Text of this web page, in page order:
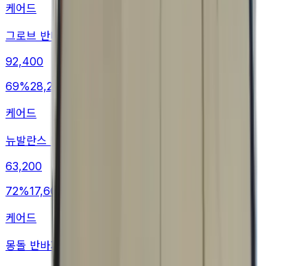
케어드
그로브 반바지
92,400
69%28,200
케어드
뉴발란스 반바지
63,200
72%17,600
케어드
몽돌 반바지